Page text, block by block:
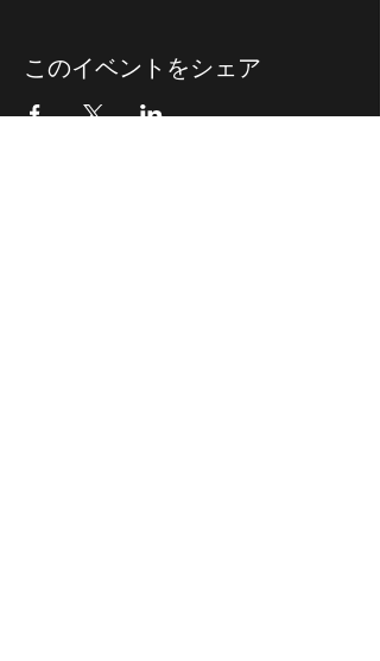
このイベントをシェア